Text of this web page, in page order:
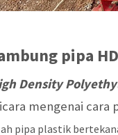
pipa
Density
mengenai cara
pipa plastik